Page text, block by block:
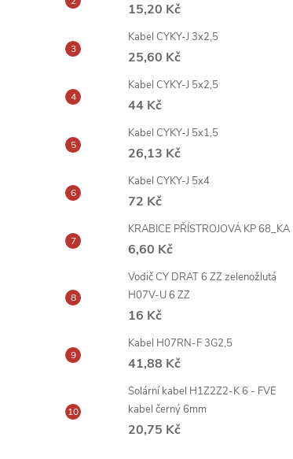
15,20 Kč
Kabel CYKY-J 3x2,5
25,60 Kč
Kabel CYKY-J 5x2,5
44 Kč
Kabel CYKY-J 5x1,5
26,13 Kč
Kabel CYKY-J 5x4
72 Kč
KRABICE PŘÍSTROJOVÁ KP 68_KA
6,60 Kč
Vodič CY DRAT 6 ZZ zelenožlutá
H07V-U 6 ZZ
16 Kč
Kabel H07RN-F 3G2,5
41,88 Kč
Solární kabel H1Z2Z2-K 6 - FVE
kabel černý 6mm
20,75 Kč